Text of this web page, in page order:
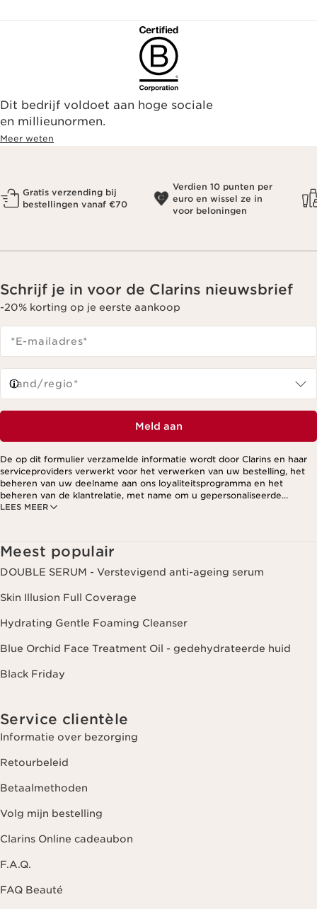
Dit bedrijf voldoet aan hoge sociale
en millieunormen.
Meer weten
Gratis verzending bij
bestellingen vanaf €70
Verdien 10 punten per
euro en wissel ze in
voor beloningen
Schrijf je in voor de Clarins nieuwsbrief
-20% korting op je eerste aankoop
*E-mailadres*
Land/regio*
Meld aan
LEES MEER
De op dit formulier verzamelde informatie wordt door Clarins en haar
serviceproviders verwerkt voor het verwerken van uw bestelling, het
beheren van uw deelname aan ons loyaliteitsprogramma en het
beheren van de klantrelatie, met name om u gepersonaliseerde
aanbiedingen te kunnen sturen op basis van uw eerdere aankopen en
Meest populair
DOUBLE SERUM - Verstevigend anti-ageing serum
Skin Illusion Full Coverage
Hydrating Gentle Foaming Cleanser
Blue Orchid Face Treatment Oil - gedehydrateerde huid
Black Friday
Service clientèle
Informatie over bezorging
Retourbeleid
Betaalmethoden
Volg mijn bestelling
Clarins Online cadeaubon
F.A.Q.
FAQ Beauté